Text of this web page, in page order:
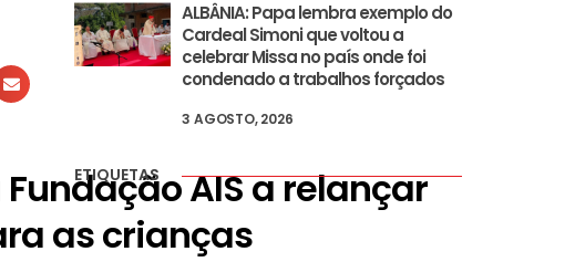
AIS a relançar
as crianças
ALBÂNIA: Papa lembra exemplo do
Cardeal Simoni que voltou a
celebrar Missa no país onde foi
condenado a trabalhos forçados
3 AGOSTO, 2026
ETIQUETAS